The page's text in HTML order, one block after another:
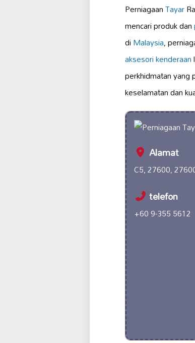
PerniagaanTayar
mencari produk dan
diMalaysia,
aksesori kenderaan
perkhidmatan yang
keselamatan dan
Alamat
C5, 27600,
telefon
+60 9-355 5612